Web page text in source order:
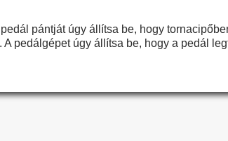
pántját úgy állítsa be, hogy
A pedálgépet úgy állítsa be, hogy a pedál